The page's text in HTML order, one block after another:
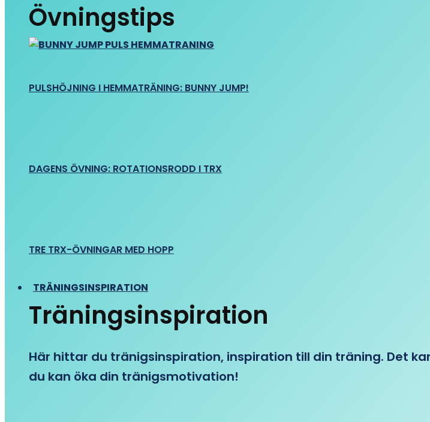
Övningstips
PULSHÖJNING I HEMMATRÄNING: BUNNY JUMP!
DAGENS ÖVNING: ROTATIONSRODD I TRX
TRE TRX-ÖVNINGAR MED HOPP
TRÄNINGSINSPIRATION
Träningsinspiration
Här hittar du tränigsinspiration, inspiration till din träning. Det
du kan öka din tränigsmotivation!